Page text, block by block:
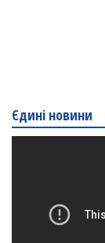
Єдині новини